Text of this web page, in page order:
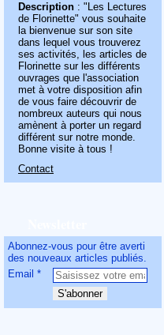
Description : "Les Lectures
de Florinette" vous souhaite
la bienvenue sur son site
dans lequel vous trouverez
ses activités, les articles de
Florinette sur les différents
ouvrages que l'association
met à votre disposition afin
de vous faire découvrir de
nombreux auteurs qui nous
amènent à porter un regard
différent sur notre monde.
Bonne visite à tous !
Contact
Abonnez-vous pour être averti
des nouveaux articles publiés.
Email